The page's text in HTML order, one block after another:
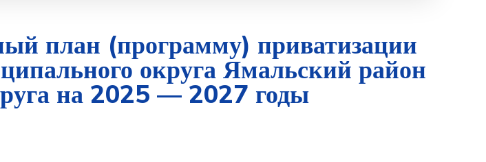
план (программу) приватизации
округа Ямальский район
на 2025 — 2027 годы